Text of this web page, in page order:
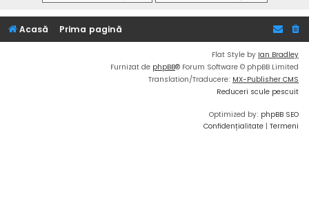
Acasă Prima pagină
Flat Style by Ian Bradley
Furnizat de phpBB® Forum Software © phpBB Limited
Translation/Traducere: MX-Publisher CMS
Reduceri scule pescuit
Optimized by: phpBB SEO
Confidențialitate | Termeni